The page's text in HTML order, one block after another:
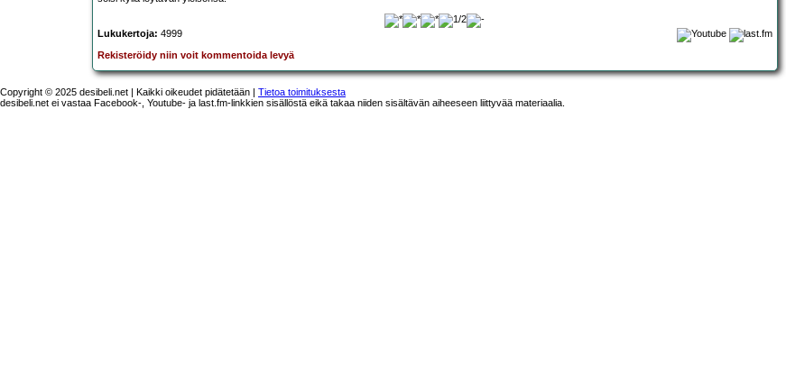
Lukukertoja: 4999
Rekisteröidy niin voit kommentoida levyä
Copyright © 2025 desibeli.net | Kaikki oikeudet pidätetään | Tietoa toimituksesta
desibeli.net ei vastaa Facebook-, Youtube- ja last.fm-linkkien sisällöstä eikä takaa niiden sisältävän aiheeseen liittyvää materiaalia.